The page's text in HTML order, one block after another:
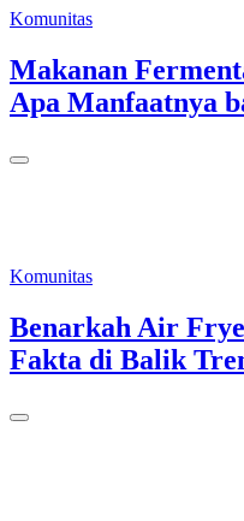
Komunitas
Makanan
Apa Manfaatnya
Komunitas
Benarkah Air
Fakta di Balik